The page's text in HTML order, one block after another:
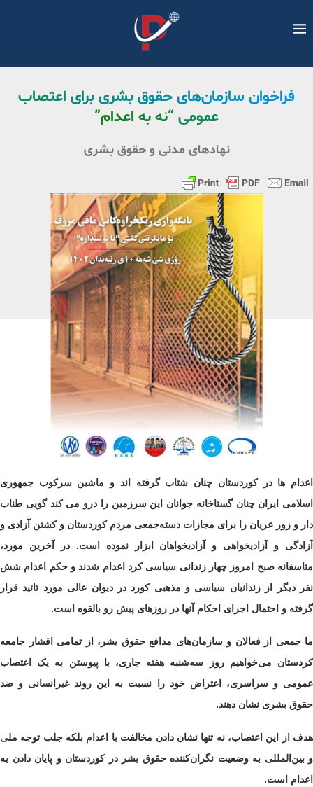
فراخوان سازمان‌های حقوق بشری برای اعتصاب
عمومی “نه به اعدام”
نهادهای مدنی و حقوق بشری
اعدام ها در کوردستان چنان شتاب گرفتە اند و ماشین سرکوب جمهوری
اسلامی ایران چنان گستاخانە جوانان این سرزمین را درو می کند گویی طناب
دار و زور عریان را برای مجازات دستەجمعی مردم کوردستان و کشتن آزادی و
آزادگی و آزادیخواهی و آزادیخواهان ابزار نمودە است. در آخرین مورد،
متاسفانه صبح امروز چهار زندانی سیاسی کرد اعدام شدند و حکم اعدام شش
نفر دیگر از زندانیان سیاسی و مذهبی کورد در دیوان عالی مورد تائید قرار
گرفته و احتمال اجرای احکام آنها در روزهای پیش رو بالقوه است.
ما جمعی از فعالان و سازمان‌های مدافع حقوق بشر، از تمامی اقشار جامعه
کردستان می‌خواهیم روز سه‌شنبه هفتە جاری، با پیوستن به یک اعتصاب
عمومی و سراسری، اعتراض خود را نسبت به این روند غیرانسانی و ضد
حقوق بشری نشان دهند.
هدف از این اعتصاب، نه تنها نشان دادن مخالفت با اعدام‌ بلکه جلب توجه ملی
و بین‌المللی به وضعیت نگران‌کننده حقوق بشر در کوردستان و پایان دادن بە
اعدام است.